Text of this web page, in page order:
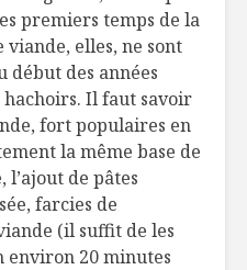
premiers temps de la
viande, elles, ne sont
début des années
hachoirs. Il faut savoir
fort populaires en
la même base de
de pâtes
farcies de
(il suffit de les
environ 20 minutes